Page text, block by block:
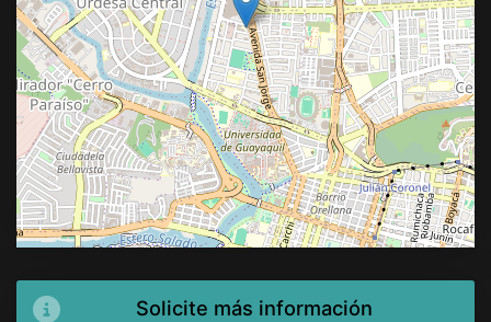
Solicite más información